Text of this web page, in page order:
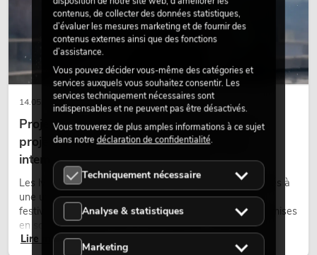
14.05.2026
Projecteurs à tête mobile d'extérieur : des
projecteurs à tête mobile résistants aux
intempéries pour les événements
Les lyres outdoor sont des projecteurs motorisés destinés à
une utilisation en extérieur. Elles sont utilisées lors de
festivals, de fêtes urbaines, de concerts en plein air, de mises
en scène architecturales et d’installations extérieures
temporaires.
Lire maintenant
contenus, de collecter des données statistiques,
d’évaluer les mesures marketing et de fournir des
contenus externes ainsi que des fonctions
d’assistance.
Vous pouvez décider vous-même des catégories et
services auxquels vous souhaitez consentir. Les
services techniquement nécessaires sont
indispensables et ne peuvent pas être désactivés.
Vous trouverez de plus amples informations à ce sujet
dans notre déclaration de confidentialité.
Techniquement nécessaire
Analyse & statistiques
Marketing